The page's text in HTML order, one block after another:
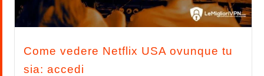
Come vedere Netflix USA ovunque tu
sia: accedi